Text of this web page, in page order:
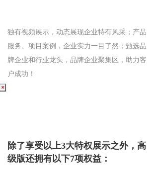
独有视频展示，动态展现企业特有风采；产品
服务、项目案例，企业实力一目了然；甄选品
牌企业和行业龙头，品牌企业聚集区，助力客
户成功！
除了享受以上3大特权展示之外，高
级版还拥有以下7项权益：